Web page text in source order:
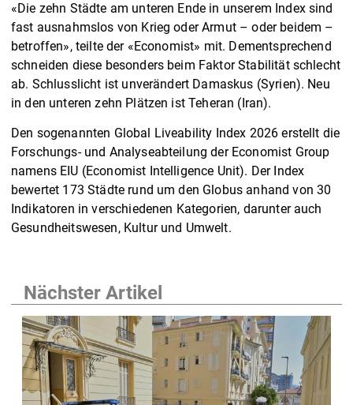
«Die zehn Städte am unteren Ende in unserem Index sind
fast ausnahmslos von Krieg oder Armut – oder beidem –
betroffen», teilte der «Economist» mit. Dementsprechend
schneiden diese besonders beim Faktor Stabilität schlecht
ab. Schlusslicht ist unverändert Damaskus (Syrien). Neu
in den unteren zehn Plätzen ist Teheran (Iran).
Den sogenannten Global Liveability Index 2026 erstellt die
Forschungs- und Analyseabteilung der Economist Group
namens EIU (Economist Intelligence Unit). Der Index
bewertet 173 Städte rund um den Globus anhand von 30
Indikatoren in verschiedenen Kategorien, darunter auch
Gesundheitswesen, Kultur und Umwelt.
Nächster Artikel